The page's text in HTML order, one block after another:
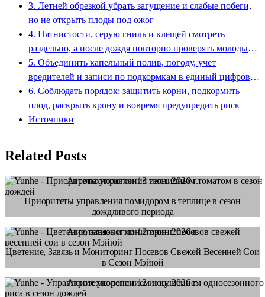
штамбу
3. Летней обрезкой убрать загущение и слабые побеги,
но не открыть плоды под ожог
4. Пятнистости, серую гниль и клещей смотреть
раздельно, а после дождя повторно проверять молодые
плоды и нижнюю сторону листа
5. Объединить капельный полив, погоду, учет
вредителей и записи по подкормкам в единый цифровой
журнал сада
6. Соблюдать порядок: защитить корни, подкормить
плод, раскрыть крону и вовремя предупредить риск
Источники
Related Posts
Агротехнологии 13 июн. 2026 г.
Приоритеты управления помидором в теплице в сезон
дождливого периода
Агротехнологии 12 июн. 2026 г.
Цветение, Завязь и Мониторинг Посевов Свежей Весенней Сои
в Сезон Мэйюй
Агротехнологии 12 июн. 2026 г.